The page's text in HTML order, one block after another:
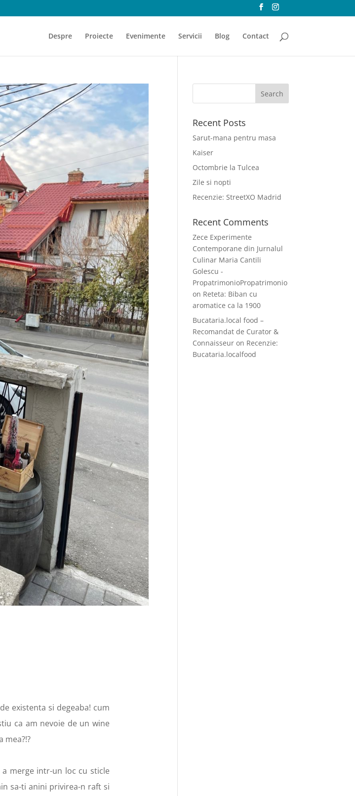
Despre Proiecte Evenimente Servicii Blog Contact
existenta si degeaba! cum
ca am nevoie de un wine
mea?!?
merge intr-un loc cu sticle
sa-ti anini privirea-n raft si
Recent Posts
Sarut-mana pentru masa
Kaiser
Octombrie la Tulcea
Zile si nopti
Recenzie: StreetXO Madrid
Recent Comments
Zece Experimente
Contemporane din Jurnalul
Culinar Maria Cantili
Golescu -
PropatrimonioPropatrimonio
on Reteta: Biban cu
aromatice ca la 1900
Bucataria.local food –
Recomandat de Curator &
Connaisseur on Recenzie:
Bucataria.localfood